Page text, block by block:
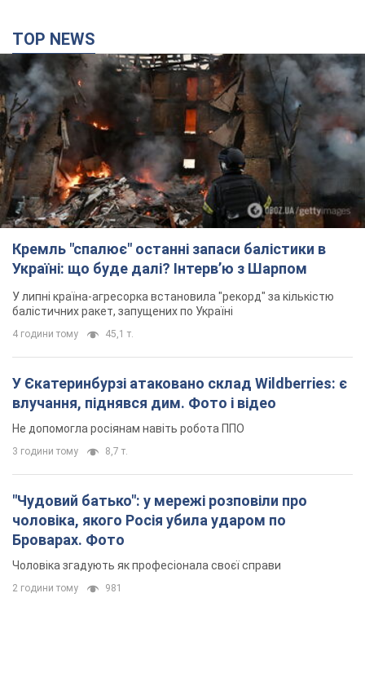
Кремль "спалює" останні запаси балістики в
Україні: що буде далі? Інтерв’ю з Шарпом
У липні країна-агресорка встановила "рекорд" за кількістю
балістичних ракет, запущених по Україні
4 години тому 45,1 т.
У Єкатеринбурзі атаковано склад Wildberries: є
влучання, піднявся дим. Фото і відео
Не допомогла росіянам навіть робота ППО
3 години тому
"Чудовий батько": у мережі розповіли про
чоловіка, якого Росія убила ударом по
Броварах. Фото
Чоловіка згадують як професіонала своєї справи
2 години тому 981